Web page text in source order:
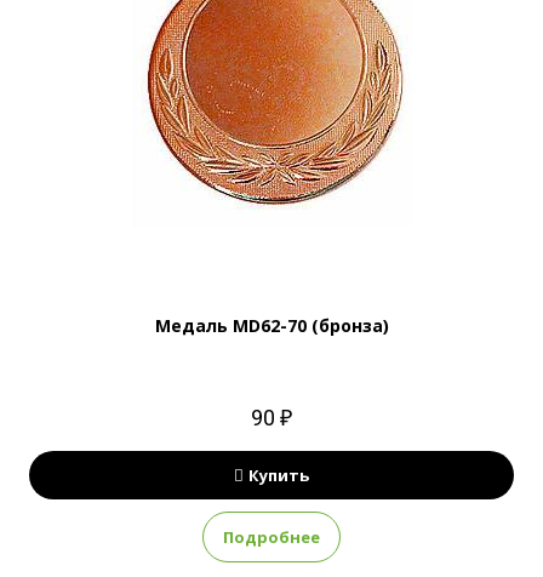
Медаль MD62-70 (бронза)
90 ₽
Купить
Подробнее